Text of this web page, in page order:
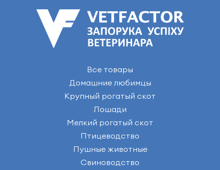
Все товары
Домашние любимцы
Крупный рогатый скот
Лошади
Мелкий рогатый скот
Птицеводство
Пушные животные
Свиноводство